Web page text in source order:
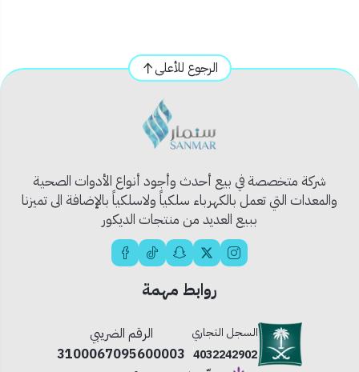
- سهولة وسرعة تركيب مصباح الأنبوب لا يتطلب العديد من الأدوات
- 10 مرات أطول من العمر واستهلاك أقل للطاقة - لا يحتوي
المنتج الآمن على الزئبق ولا ينبعث منه الأشعة فوق البنفسجية. -
لا يسبب الحرارة في المنطقة المحيطة
الرجوع للأعلى
شركة متخصصة في بيع أحدث وأجود أنواع الأدوات الصحية
والمعدات التي تعمل بالكهرباء سلكياً ولاسلكياً بالإضافة الى تميزنا
ببيع العديد من منتجات الديكور
روابط مهمة
السجل التجاري
4032242902
الرقم الضريبي
3100067095600003